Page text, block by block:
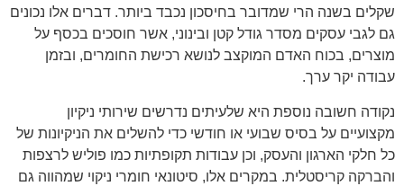
שקלים בשנה הרי שמדובר בחיסכון נכבד ביותר. דברים אלו נכונים
גם לגבי עסקים מסדר גודל קטן ובינוני, אשר חוסכים בכסף על
מוצרים, בכוח האדם המוקצב לנושא רכישת החומרים, ובזמן
עבודה יקר ערך.
נקודה חשובה נוספת היא שלעיתים נדרשים שירותי ניקיון
מקצועיים על בסיס שבועי או חודשי כדי להשלים את הניקיונות של
כל חלקי הארגון והעסק, וכן עבודות תקופתיות כמו פוליש לרצפות
והברקה קריסטלית. במקרים אלו, סיטונאי חומרי ניקוי שמהווה גם